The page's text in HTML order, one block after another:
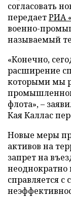
согласовать
передаетРИА
военно-
называемый
«Конечно,
расширение
которыми мы
флота», –
Кая Каллас
Новые меры
активов на
запрет на
неоднократно
справляется